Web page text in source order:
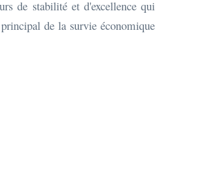
de stabilité et d'excellence qui
de la survie économique